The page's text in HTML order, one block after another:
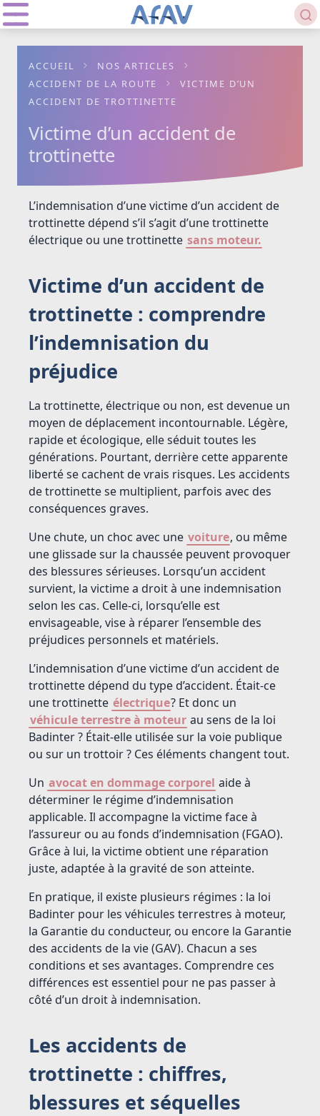
ACCUEIL
NOS ARTICLES
ACCIDENT DE LA ROUTE
VICTIME D’UN
ACCIDENT DE TROTTINETTE
Victime d’un accident de
trottinette
L’indemnisation d’une victime d’un accident de
trottinette dépend s’il s’agit d’une trottinette
électrique ou une trottinette sans moteur.
Victime d’un accident de
trottinette : comprendre
l’indemnisation du
préjudice
La trottinette, électrique ou non, est devenue un
moyen de déplacement incontournable. Légère,
rapide et écologique, elle séduit toutes les
générations. Pourtant, derrière cette apparente
liberté se cachent de vrais risques. Les accidents
de trottinette se multiplient, parfois avec des
conséquences graves.
Une chute, un choc avec une voiture, ou même
une glissade sur la chaussée peuvent provoquer
des blessures sérieuses. Lorsqu’un accident
survient, la victime a droit à une indemnisation
selon les cas. Celle-ci, lorsqu’elle est
envisageable, vise à réparer l’ensemble des
préjudices personnels et matériels.
L’indemnisation d’une victime d’un accident de
trottinette dépend du type d’accident. Était-ce
une trottinette électrique? Et donc un
véhicule terrestre à moteur au sens de la loi
Badinter ? Était-elle utilisée sur la voie publique
ou sur un trottoir ? Ces éléments changent tout.
Un avocat en dommage corporel aide à
déterminer le régime d’indemnisation
applicable. Il accompagne la victime face à
l’assureur ou au fonds d’indemnisation (FGAO).
Grâce à lui, la victime obtient une réparation
juste, adaptée à la gravité de son atteinte.
En pratique, il existe plusieurs régimes : la loi
Badinter pour les véhicules terrestres à moteur,
la Garantie du conducteur, ou encore la Garantie
des accidents de la vie (GAV). Chacun a ses
conditions et ses avantages. Comprendre ces
différences est essentiel pour ne pas passer à
côté d’un droit à indemnisation.
Les accidents de
trottinette : chiffres,
blessures et séquelles